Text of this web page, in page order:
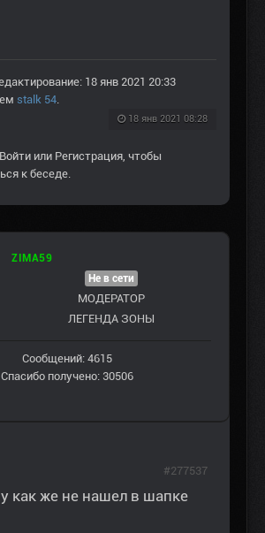
18 янв 2021 20:33
stalk 54
18 янв 2021 08:28
Войти или Регистрация , чтобы
к беседе.
ZIMA59
Не в сети
МОДЕРАТОР
ЛЕГЕНДА ЗОНЫ
Сообщений: 4615
Спасибо получено: 30506
как же не нашел в шапке
#277537